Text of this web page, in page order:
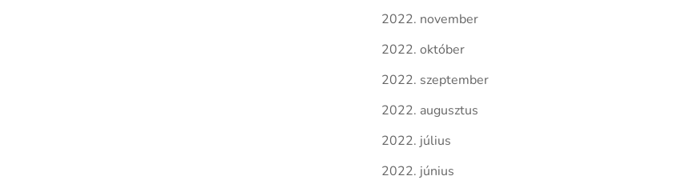
2022. november
2022. október
2022. szeptember
2022. augusztus
2022. július
2022. június